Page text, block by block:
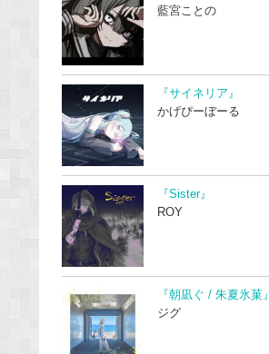
藍宮ことの
『サイネリア』
かげぴーぼーる
『Sister』
ROY
『朝凪ぐ / 朱夏氷菓』
ジグ